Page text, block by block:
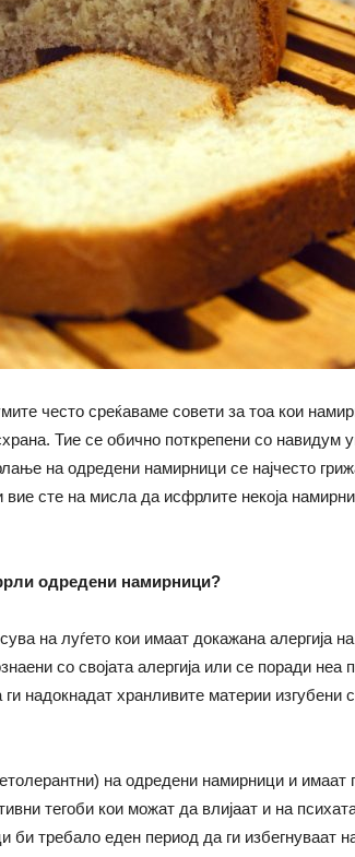
често среќаваме совети за тоа кои
Тие се обично поткрепени со навидум
на одредени намирници се најчесто
сте на мисла да исфрлите некоја
одредени намирници?
на луѓето кои имаат докажана алергија
со својата алергија или се поради неа
ги надокнадат хранливите материи
на одредени намирници и имаат
тегоби кои можат да влијаат и на
би требало еден период да ги избегнуваат